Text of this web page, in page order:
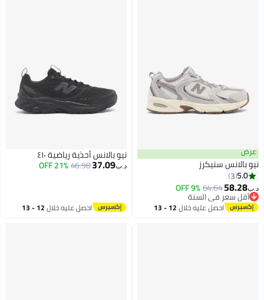
عرض
نيو بالانس سنيكرز
5.0
3
د.ب‏58.28
64.64
9% OFF
أقل سعر في السنة
أقل سعر في السنة
احصل عليه خلال 12 - 13
نيو بالانس أحذية رياضية ٤١٠
د.ب‏37.09
46.98
21% OFF
احصل عليه خلال 12 - 13